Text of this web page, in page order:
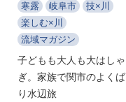
寒露 岐阜市
技×川
楽しむ×川
流域マガジン
子どもも大人も大はしゃ
ぎ。家族で関市のよくば
り水辺旅